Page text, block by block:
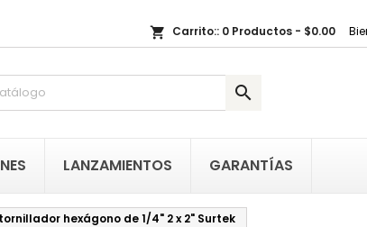
shopping_cart Carrito:: 0 Productos - $0.00

LANZAMIENTOS GARANTÍAS
hexágono de 1/4" 2 x 2" Surtek
×
×
((cancelText)) ((createText))
×
guardar productos en su lista de deseos.
((loginText))